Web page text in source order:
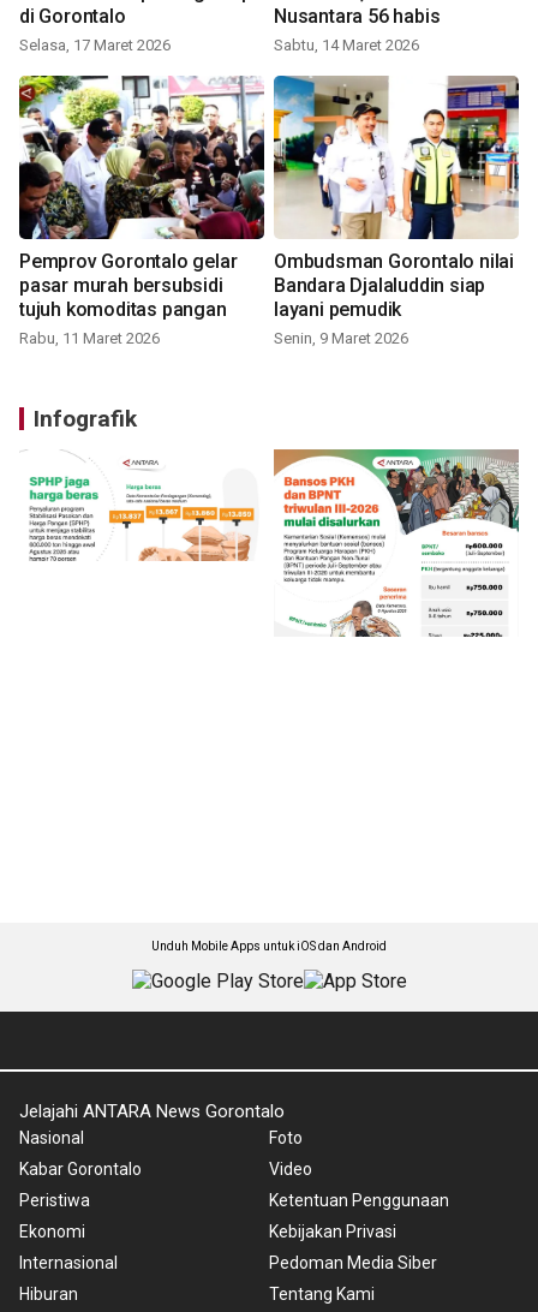
di Gorontalo
Selasa, 17 Maret 2026
Nusantara 56 habis
Sabtu, 14 Maret 2026
Pemprov Gorontalo gelar
pasar murah bersubsidi
tujuh komoditas pangan
Rabu, 11 Maret 2026
Ombudsman Gorontalo nilai
Bandara Djalaluddin siap
layani pemudik
Senin, 9 Maret 2026
Infografik
Unduh Mobile Apps untuk iOS dan Android
Jelajahi ANTARA News Gorontalo
Nasional
Kabar Gorontalo
Peristiwa
Ekonomi
Internasional
Hiburan
Foto
Video
Ketentuan Penggunaan
Kebijakan Privasi
Pedoman Media Siber
Tentang Kami